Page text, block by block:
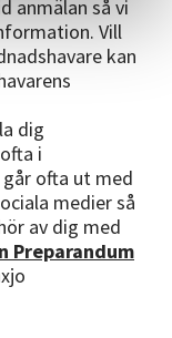
anmälan så vi
Vill
kan
dig
i
går ofta ut med
medier så
av dig med
Preparandum